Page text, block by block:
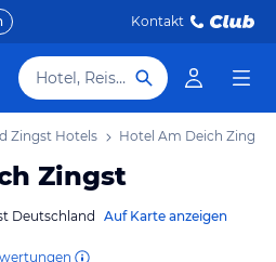
Kontakt
Hotel, Reiseziel
Zingst Hotels Hotel Am Deich Zingst
Zingst
Deutschland Auf Karte anzeigen